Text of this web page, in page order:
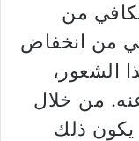
من
من انخفاض
الشعور،
من خلال
يكون ذلك